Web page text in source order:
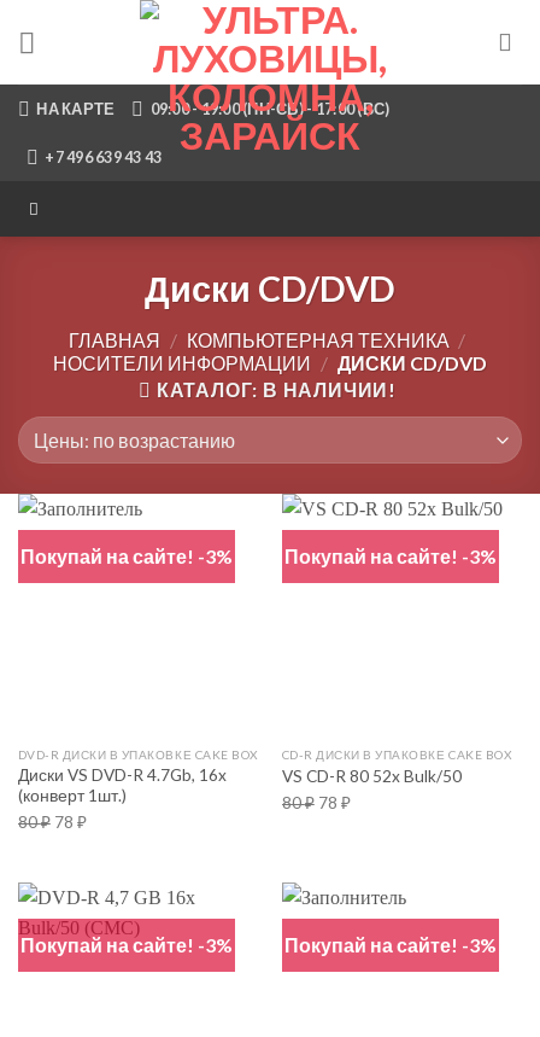
НА КАРТЕ 09:00 - 19:00 (ПН-СБ) - 17:00 (ВС)
+7 496 639 43 43
Диски CD/DVD
ГЛАВНАЯ / КОМПЬЮТЕРНАЯ ТЕХНИКА /
НОСИТЕЛИ ИНФОРМАЦИИ / ДИСКИ CD/DVD
КАТАЛОГ: В НАЛИЧИИ!
Покупай на сайте! -3%
DVD-R ДИСКИ В УПАКОВКЕ CAKE BOX
Диски VS DVD-R 4.7Gb, 16x
(конверт 1шт.)
80₽ 78 ₽
Покупай на сайте! -3%
CD-R ДИСКИ В УПАКОВКЕ CAKE BOX
VS CD-R 80 52x Bulk/50
80₽ 78 ₽
Покупай на сайте! -3% Покупай на сайте! -3%